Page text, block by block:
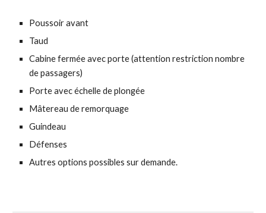
Poussoir avant
Taud
Cabine fermée avec porte (attention restriction nombre
de passagers)
Porte avec échelle de plongée
Mâtereau de remorquage
Guindeau
Défenses
Autresoptions possibles sur demande.